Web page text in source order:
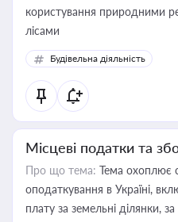
користування природними
лісами
Будівельна діяльність
Місцеві податки та
Про що тема: Тема охоплює
оподаткування в Україні,